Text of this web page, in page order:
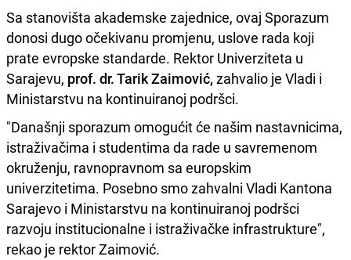
Sa stanovišta akademske zajednice, ovaj Sporazum
donosi dugo očekivanu promjenu, uslove rada koji
prate evropske standarde. Rektor Univerziteta u
Sarajevu, prof. dr. Tarik Zaimović, zahvalio je Vladi i
Ministarstvu na kontinuiranoj podršci.
"Današnji sporazum omogućit će našim nastavnicima,
istraživačima i studentima da rade u savremenom
okruženju, ravnopravnom sa europskim
univerzitetima. Posebno smo zahvalni Vladi Kantona
Sarajevo i Ministarstvu na kontinuiranoj podršci
razvoju institucionalne i istraživačke infrastrukture",
rekao je rektor Zaimović.